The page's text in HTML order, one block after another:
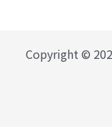
Copyright ©